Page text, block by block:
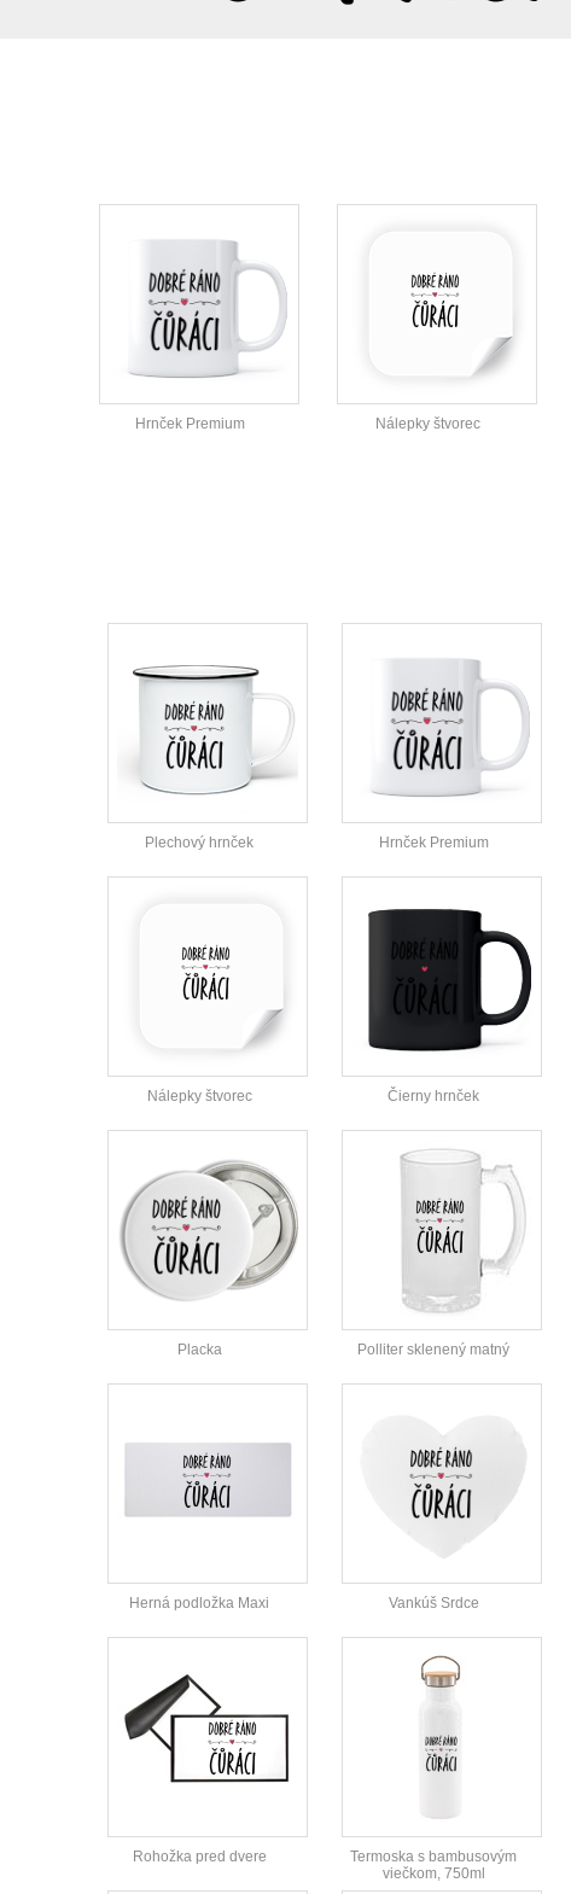
Hrnček Premium Nálepky štvorec
Plechový hrnček Hrnček Premium
Nálepky štvorec Čierny hrnček
Placka Polliter sklenený matný
Herná podložka Maxi Vankúš Srdce
Rohožka pred dvere
Termoska s bambusovým
viečkom, 750ml